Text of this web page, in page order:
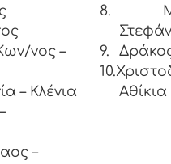
νος –
– Κλένια
–
8.
9.